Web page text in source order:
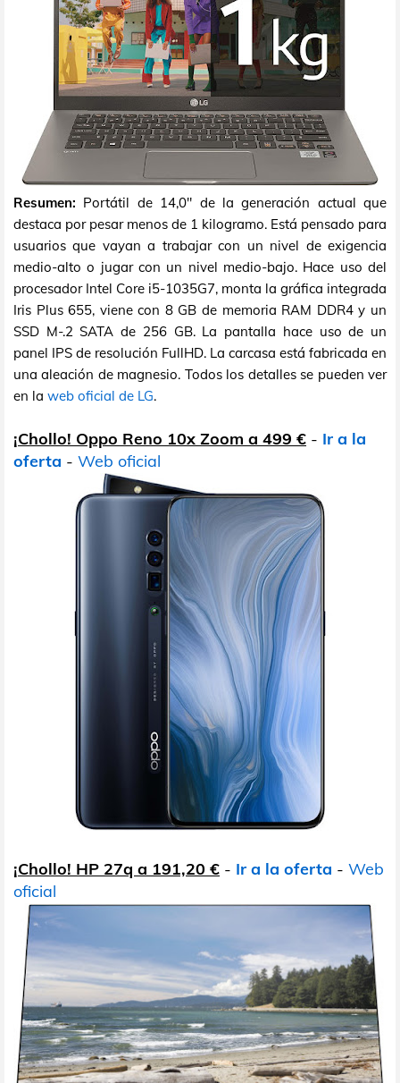
Resumen: Portátil de 14,0" de la generación actual que
destaca por pesar menos de 1 kilogramo. Está pensado para
usuarios que vayan a trabajar con un nivel de exigencia
medio-alto o jugar con un nivel medio-bajo. Hace uso del
procesador Intel Core i5-1035G7, monta la gráfica integrada
Iris Plus 655, viene con 8 GB de memoria RAM DDR4 y un
SSD M-.2 SATA de 256 GB. La pantalla hace uso de un
panel IPS de resolución FullHD. La carcasa está fabricada en
una aleación de magnesio. Todos los detalles se pueden ver
en la web oficial de LG.
¡Chollo! Oppo Reno 10x Zoom a 499 € - Ir a la
oferta - Web oficial
¡Chollo! HP 27q a 191,20 € - Ir a la oferta - Web
oficial